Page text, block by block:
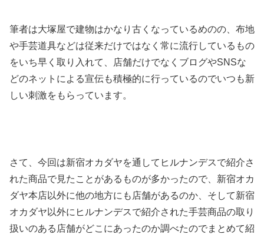
筆者は大塚屋で建物はかなり古くなっているめのの、布地
や手芸道具などは従来だけではなく常に流行しているもの
をいち早く取り入れて、店舗だけでなくブログやSNSな
どのネットによる宣伝も積極的に行っているのでいつも新
しい刺激をもらっています。
さて、今回は新宿オカダヤを通してヒルナンデスで紹介さ
れた商品で見たことがあるものが多かったので、新宿オカ
ダヤ本店以外に他の地方にも店舗があるのか、そして新宿
オカダヤ以外にヒルナンデスで紹介された手芸商品の取り
扱いのある店舗がどこにあったのか調べたのでまとめて紹